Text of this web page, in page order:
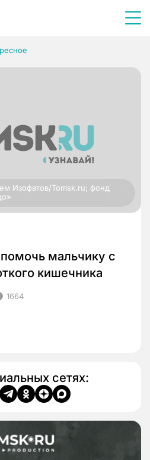
Изофатов/Tomsk.ru; фонд
мальчику с
кишечника
1664
сетях: